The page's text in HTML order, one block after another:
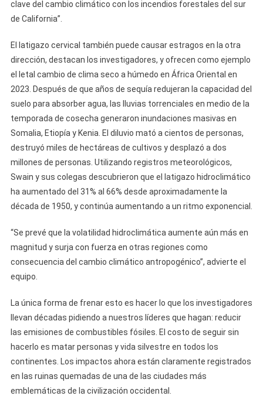
clave del cambio climático con los incendios forestales del sur
de California”.
El latigazo cervical también puede causar estragos en la otra
dirección, destacan los investigadores, y ofrecen como ejemplo
el letal cambio de clima seco a húmedo en África Oriental en
2023. Después de que años de sequía redujeran la capacidad del
suelo para absorber agua, las lluvias torrenciales en medio de la
temporada de cosecha generaron inundaciones masivas en
Somalia, Etiopía y Kenia. El diluvio mató a cientos de personas,
destruyó miles de hectáreas de cultivos y desplazó a dos
millones de personas. Utilizando registros meteorológicos,
Swain y sus colegas descubrieron que el latigazo hidroclimático
ha aumentado del 31% al 66% desde aproximadamente la
década de 1950, y continúa aumentando a un ritmo exponencial.
“Se prevé que la volatilidad hidroclimática aumente aún más en
magnitud y surja con fuerza en otras regiones como
consecuencia del cambio climático antropogénico”, advierte el
equipo.
La única forma de frenar esto es hacer lo que los investigadores
llevan décadas pidiendo a nuestros líderes que hagan: reducir
las emisiones de combustibles fósiles. El costo de seguir sin
hacerlo es matar personas y vida silvestre en todos los
continentes. Los impactos ahora están claramente registrados
en las ruinas quemadas de una de las ciudades más
emblemáticas de la civilización occidental.